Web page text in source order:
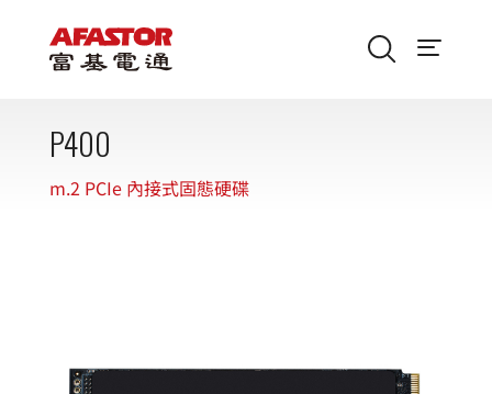
P400
m.2 PCIe 內接式固態硬碟